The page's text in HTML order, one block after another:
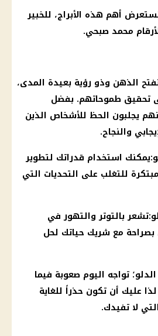
نستعرض أهم هذه الأبراج، للخبير
محمد صبحي.
الذهن وذو رؤية بعيدة المدى،
تحقيق طموحاتهم. بفضل
يجلبون الحظ للأشخاص الذين
والنجاح.
:يمكنك استخدام قدراتك لتطوير
للتغلب على التحديات التي
بالتوتر والتهور في
بصراحة مع شريك حياتك لحل
تواجه اليوم صعوبة فيما
عليك أن تكون حذراً للغاية
لا تفيدك.